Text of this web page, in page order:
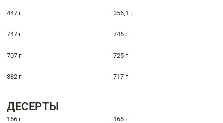
447 г 356,1 г
747 г 746 г
707 г 725 г
382 г 717 г
ДЕСЕРТЫ
166 г 166 г